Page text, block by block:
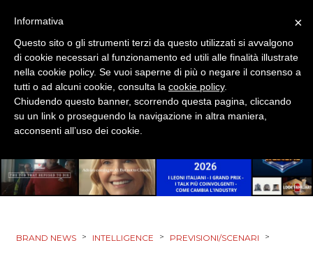
MOBILE
PROMOZIONI
PUNTI VENDITA
STRATEGIE
BRAND NEWS > INTELLIGENCE > PREVISIONI/SCENARI >
×
Informativa
Questo sito o gli strumenti terzi da questo utilizzati si avvalgono
di cookie necessari al funzionamento ed utili alle finalità illustrate
nella cookie policy. Se vuoi saperne di più o negare il consenso a
tutti o ad alcuni cookie, consulta la cookie policy.
Chiudendo questo banner, scorrendo questa pagina, cliccando
su un link o proseguendo la navigazione in altra maniera,
acconsenti all’uso dei cookie.